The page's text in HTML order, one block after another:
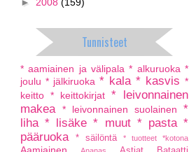
Tunnisteet
* aamiainen ja välipala * alkuruoka *
joulu * jälkiruoka * kala * kasvis *
keitto * keittokirjat * leivonnainen
makea
* leivonnainen suolainen
*
liha * lisäke * muut * pasta *
pääruoka
* säilöntä * tuotteet *kotona